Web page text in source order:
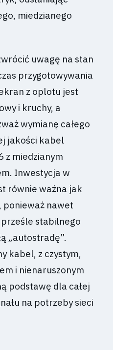
miedzianego
uwagę na stan
przygotowywania
z oplotu jest
i kruchy, a
wymianę całego
jakości kabel
z miedzianym
Inwestycja w
równie ważna jak
nawet
stabilnego
„autostradę”.
kabel, z czystym,
i nienaruszonym
podstawę dla całej
na potrzeby sieci